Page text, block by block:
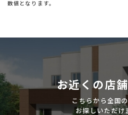
数値となります。
お近くの店
こちらから全国
お探しいただけ